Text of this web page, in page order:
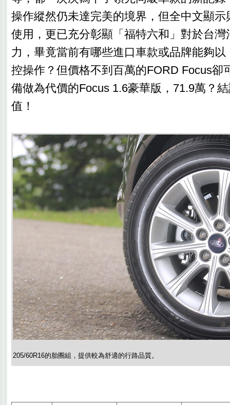
操作縱然仍未達完美的境界，但全中文顯
使用，更已充分彰顯「福特六和」對於台
力，畢竟當前有哪些進口車款或品牌能夠
控操作？但價格不到百萬的FORD Focus卻
備做為代價的Focus 1.6豪華版，71.9萬？
值！
205/60R16的胎圈組，提供較為舒適的行路品質。